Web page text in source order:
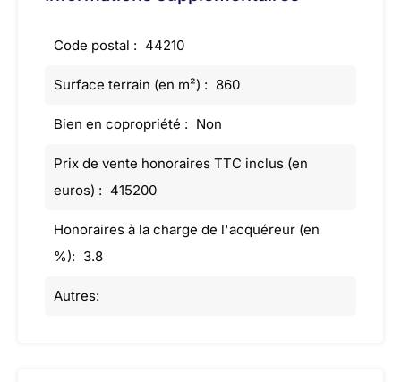
Code postal : 44210
Surface terrain (en m²) : 860
Bien en copropriété : Non
Prix de vente honoraires TTC inclus (en
euros) : 415200
Honoraires à la charge de l'acquéreur (en
%): 3.8
Autres: